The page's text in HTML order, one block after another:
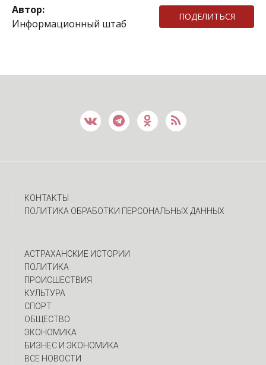
Автор:
Информационный штаб
ПОДЕЛИТЬСЯ
КОНТАКТЫ
ПОЛИТИКА ОБРАБОТКИ ПЕРСОНАЛЬНЫХ ДАННЫХ
АСТРАХАНСКИЕ ИСТОРИИ
ПОЛИТИКА
ПРОИСШЕСТВИЯ
КУЛЬТУРА
СПОРТ
ОБЩЕСТВО
ЭКОНОМИКА
БИЗНЕС И ЭКОНОМИКА
ВСЕ НОВОСТИ